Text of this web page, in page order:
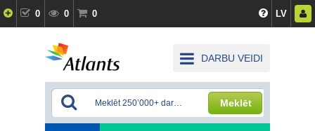
0 0 0 LV
DARBU VEIDI
Meklēt